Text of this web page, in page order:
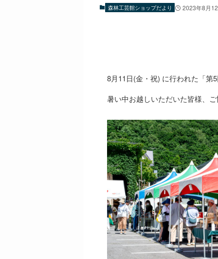
森林工芸館ショップだより 2023年8月
8月11日(金・祝) に行われた「第
暑い中お越しいただいた皆様、